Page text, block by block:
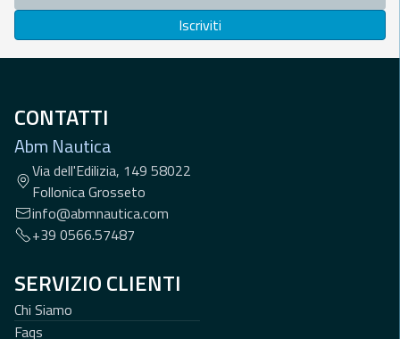
Iscriviti
CONTATTI
Abm Nautica
Via dell'Edilizia, 149 58022
Follonica Grosseto
info@abmnautica.com
+39 0566.57487
SERVIZIO CLIENTI
Chi Siamo
Faqs